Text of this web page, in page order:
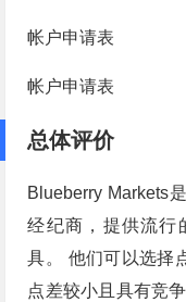
帐户申请表
帐户申请表
总体评价
Blueberry Markets
经纪商，提供流行
具。 他们可以选择
点差较小且具有竞